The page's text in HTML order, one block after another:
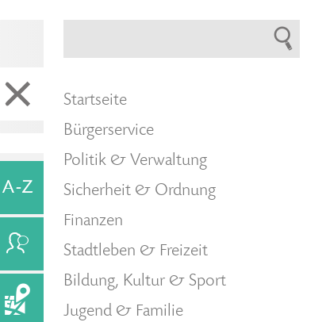
Startseite
Bürgerservice
Politik & Verwaltung
Sicherheit & Ordnung
Finanzen
Stadtleben & Freizeit
Bildung, Kultur & Sport
Jugend & Familie